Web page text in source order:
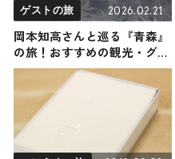
ゲストの旅 2026.02.21
岡本知高さんと巡る『青森』
の旅！おすすめの観光・グル
メをご紹介 2026年2月21日放